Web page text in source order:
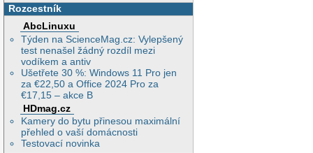
Rozcestník
AbcLinuxu
Týden na ScienceMag.cz: Vylepšený
test nenašel žádný rozdíl mezi
vodíkem a antiv
Ušetřete 30 %: Windows 11 Pro jen
za €22,50 a Office 2024 Pro za
€17,15 – akce B
HDmag.cz
Kamery do bytu přinesou maximální
přehled o vaší domácnosti
Testovací novinka